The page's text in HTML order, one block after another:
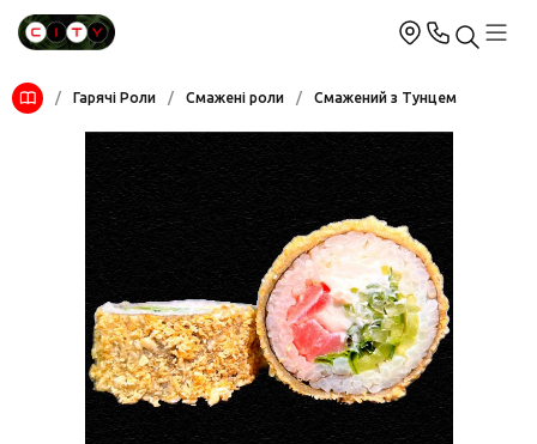
/ Гарячі Роли / Смажені роли / Смажений з Тунцем